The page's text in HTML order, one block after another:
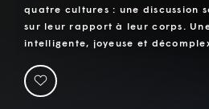
quatre cultures : une discussion
sur leur rapport à leur corps.
intelligente, joyeuse et